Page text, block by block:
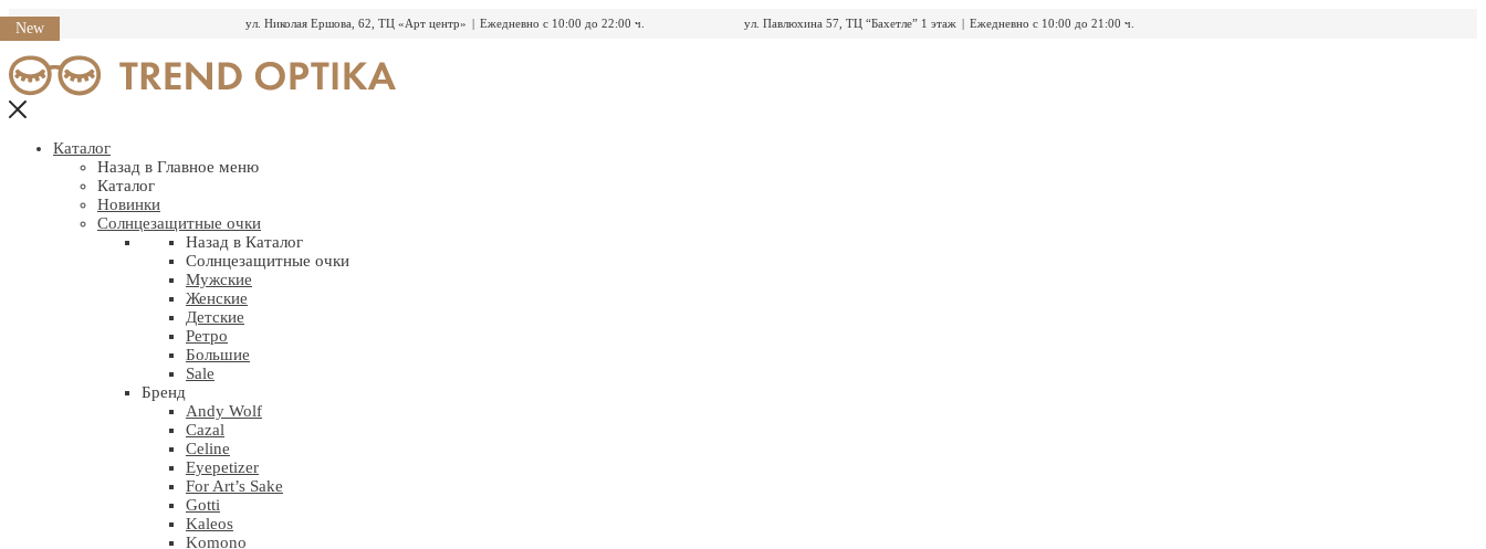
ул. Николая Ершова, 62, ТЦ «Арт центр» | Ежедневно с 10:00 до 22:00 ч. ул. Павлюхина 57, ТЦ “Бахетле” 1 этаж | Ежедневно с 10:00 до 21:00 ч.
Перейти
к
содержимому
Каталог
Назад в Главное меню
Каталог
Новинки
Солнцезащитные очки
Назад в Каталог
Солнцезащитные очки
Мужские
Женские
Детские
Ретро
Большие
Sale
Бренд
Andy Wolf
Cazal
Celine
Eyepetizer
For Art’s Sake
Gotti
Kaleos
Komono
New